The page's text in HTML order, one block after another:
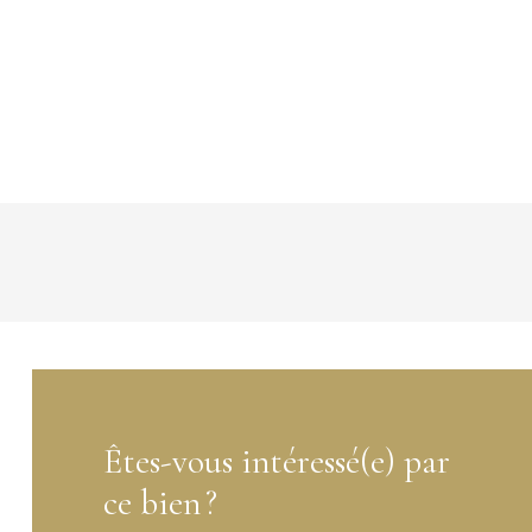
Êtes-vous intéressé(e) par
ce bien ?